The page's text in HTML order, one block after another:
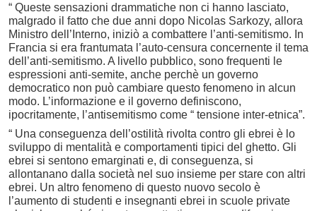
“ Queste sensazioni drammatiche non ci hanno lasciato,
malgrado il fatto che due anni dopo Nicolas Sarkozy, allora
Ministro dell’Interno, iniziò a combattere l’anti-semitismo. In
Francia si era frantumata l’auto-censura concernente il tema
dell’anti-semitismo. A livello pubblico, sono frequenti le
espressioni anti-semite, anche perchè un governo
democratico non può cambiare questo fenomeno in alcun
modo. L’informazione e il governo definiscono,
ipocritamente, l’antisemitismo come “ tensione inter-etnica”.
“ Una conseguenza dell’ostilità rivolta contro gli ebrei è lo
sviluppo di mentalità e comportamenti tipici del ghetto. Gli
ebrei si sentono emarginati e, di conseguenza, si
allontanano dalla società nel suo insieme per stare con altri
ebrei. Un altro fenomeno di questo nuovo secolo è
l’aumento di studenti e insegnanti ebrei in scuole private